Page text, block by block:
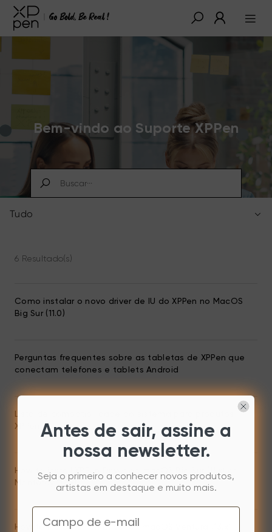
Bem-vindo ao Suporte XPPen
Tudo
6 Resultado(s)
Como instalar o novo driver de IU do XPPen no MacOS
Big Sur (11.0)
Perguntas frequentes sobre as tabletas de XPPen que
conectam telefones e tablets Android
Lista de compatibilidade do sistema para produtos
XPPen
How to install XPPen Driver on macOS Big Sur (11.x) or
Monterey (12.x)
How to install XPPen Driver on macOS Ventura (13.x)
Antes de sair, assine a
nossa newsletter.
Seja o primeiro a conhecer novos produtos,
artistas em destaque e muito mais.
Email